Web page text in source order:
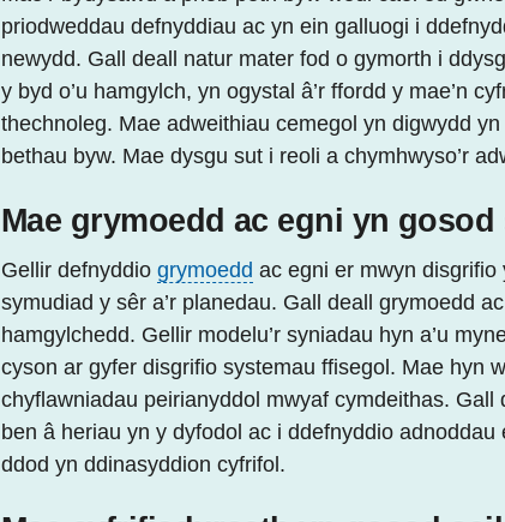
priodweddau defnyddiau ac yn ein galluogi i
newydd. Gall deall natur mater fod o gymorth i
y byd o’u hamgylch, yn ogystal â’r ffordd y mae’n
thechnoleg. Mae adweithiau cemegol yn digwydd
bethau byw. Mae dysgu sut i reoli a chymhwyso’r
Mae grymoedd ac egni yn
Gellir defnyddio grymoedd ac egni er mwyn
symudiad y sêr a’r planedau. Gall deall grymoedd
hamgylchedd. Gellir modelu’r syniadau hyn a’u
cyson ar gyfer disgrifio systemau ffisegol. Mae hyn
chyflawniadau peirianyddol mwyaf cymdeithas.
ben â heriau yn y dyfodol ac i ddefnyddio
ddod yn ddinasyddion cyfrifol.